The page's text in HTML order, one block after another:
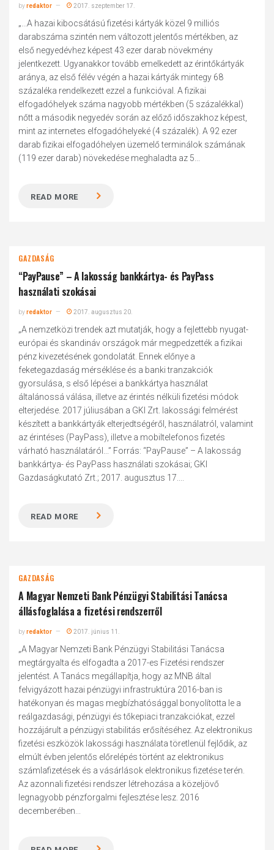
byredaktor 2017. szeptember 17.
„...A hazai kibocsátású fizetési kártyák közel 9 milliós
darabszáma szintén nem változott jelentős mértékben, az
első negyedévhez képest 43 ezer darab növekmény
jelentkezett. Ugyanakkor tovább emelkedett az érintőkártyák
aránya, az első félév végén a hazai kártyák mintegy 68
százaléka rendelkezett ezzel a funkcióval. A fizikai
elfogadóhelyek száma nagyobb mértékben (5 százalékkal)
nőtt a második negyedév során az előző időszakhoz képest,
mint az internetes elfogadóhelyeké (4 százalék). A 92 ezer
darab fizikai elfogadóhelyen üzemelő terminálok számának
(119 ezer darab) növekedése meghaladta az 5...
READ MORE
GAZDASÁG
“PayPause” – A lakosság bankkártya- és PayPass
használati szokásai
byredaktor 2017. augusztus 20.
„A nemzetközi trendek azt mutatják, hogy a fejlettebb nyugat-
európai és skandináv országok már megpedzették a fizikai
pénz kivezetésének gondolatát. Ennek előnye a
feketegazdaság mérséklése és a banki tranzakciók
gyorsulása, s első lépései a bankkártya használat
általánossá válása, illetve az érintés nélküli fizetési módok
elterjedése. 2017 júliusában a GKI Zrt. lakossági felmérést
készített a bankkártyák elterjedtségéről, használatról, valamint
az érintéses (PayPass), illetve a mobiltelefonos fizetés
várható használatáról...” Forrás: “PayPause” – A lakosság
bankkártya- és PayPass használati szokásai; GKI
Gazdaságkutató Zrt.; 2017. augusztus 17....
READ MORE
GAZDASÁG
A Magyar Nemzeti Bank Pénzügyi Stabilitási Tanácsa
állásfoglalása a fizetési rendszerről
byredaktor 2017. június 11.
„A Magyar Nemzeti Bank Pénzügyi Stabilitási Tanácsa
megtárgyalta és elfogadta a 2017-es Fizetési rendszer
jelentést. A Tanács megállapítja, hogy az MNB által
felvigyázott hazai pénzügyi infrastruktúra 2016-ban is
hatékonyan és magas megbízhatósággal bonyolította le a
reálgazdasági, pénzügyi és tőkepiaci tranzakciókat, ezzel
hozzájárult a pénzügyi stabilitás erősítéséhez. Az elektronikus
fizetési eszközök lakossági használata töretlenül fejlődik, az
elmúlt évben jelentős előrelépés történt az elektronikus
számlafizetések és a vásárlások elektronikus fizetése terén.
Az azonnali fizetési rendszer létrehozása a közeljövő
legnagyobb pénzforgalmi fejlesztése lesz. 2016
decemberében...